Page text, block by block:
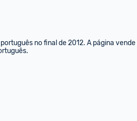
no final de 2012. A página